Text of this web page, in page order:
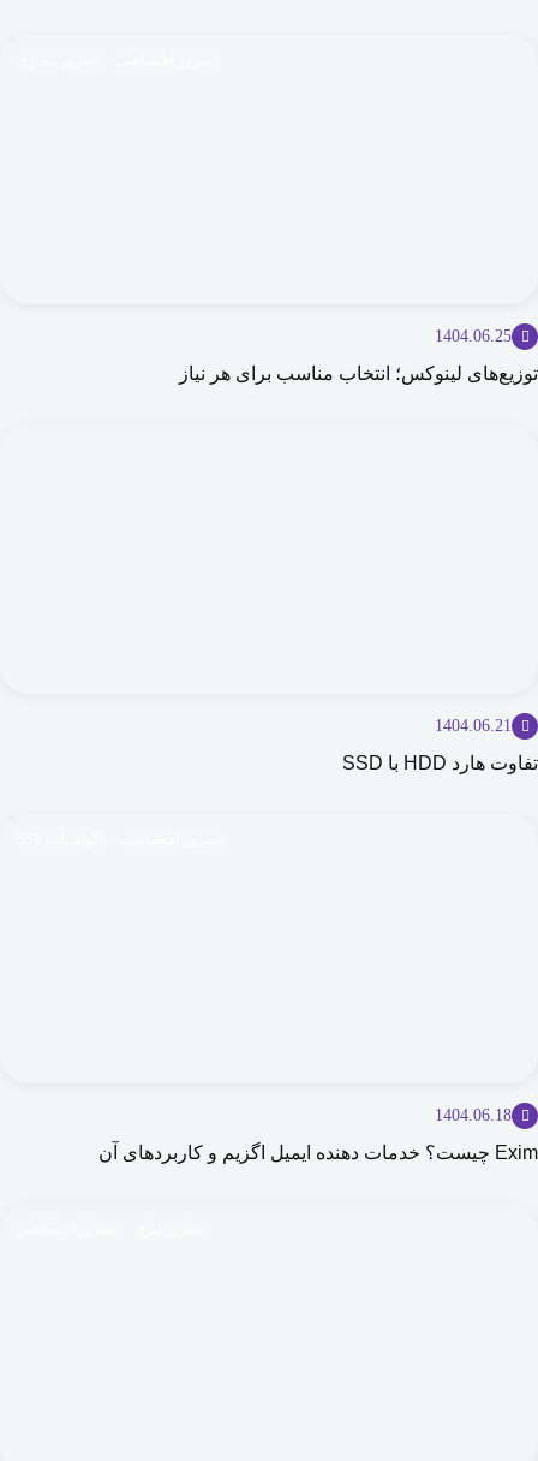
1404.06.25
توزیع‌های لینوکس؛ انتخاب مناسب برای هر نیاز
1404.06.21
تفاوت هارد HDD با SSD
1404.06.18
Exim چیست؟ خدمات دهنده ایمیل اگزیم و کاربردهای آن